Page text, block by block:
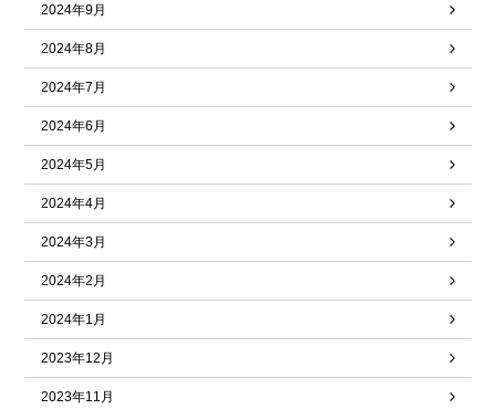
2024年9月
2024年8月
2024年7月
2024年6月
2024年5月
2024年4月
2024年3月
2024年2月
2024年1月
2023年12月
2023年11月